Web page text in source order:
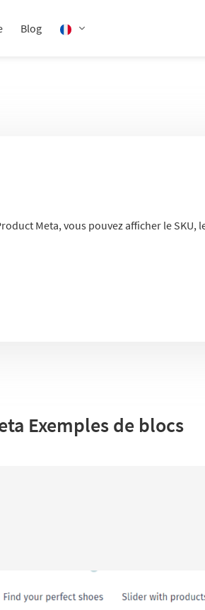
Blog
Meta, vous pouvez afficher le SKU,
Exemples de blocs